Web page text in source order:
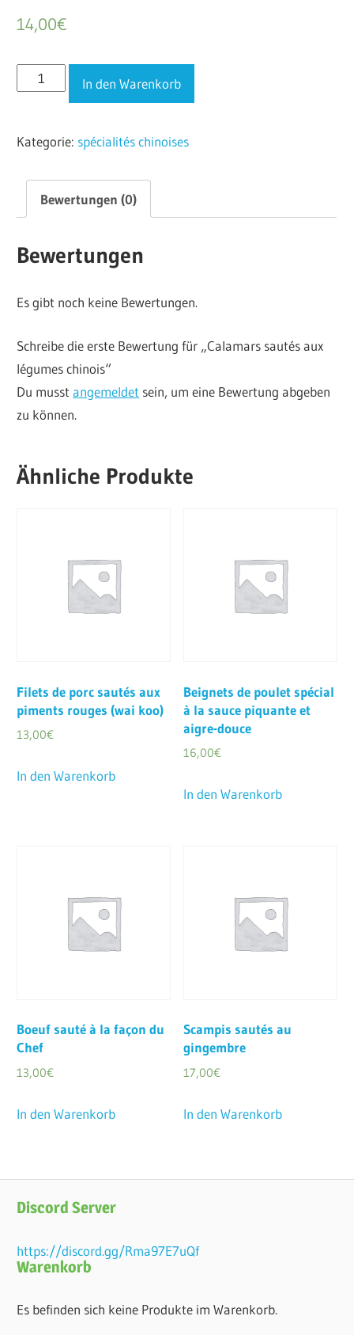
14,00€
Calamars
sautés
légumes
In den Warenkorb
Kategorie: spécialités chinoises
Bewertungen (0)
Bewertungen
Es gibt noch keine Bewertungen.
Schreibe die erste Bewertung für „Calamars sautés aux
légumes chinois“
Du musstangemeldet sein, um eine Bewertung abgeben
zu können.
Ähnliche Produkte
Filets de porc sautés aux
piments rouges (wai koo)
13,00€
In den Warenkorb
Beignets de poulet spécial
à la sauce piquante et
aigre-douce
16,00€
In den Warenkorb
Boeuf sauté à la façon du
Chef
13,00€
In den Warenkorb
Scampis sautés au
gingembre
17,00€
In den Warenkorb
Discord Server
https://discord.gg/Rma97E7uQf
Warenkorb
Es befinden sich keine Produkte im Warenkorb.